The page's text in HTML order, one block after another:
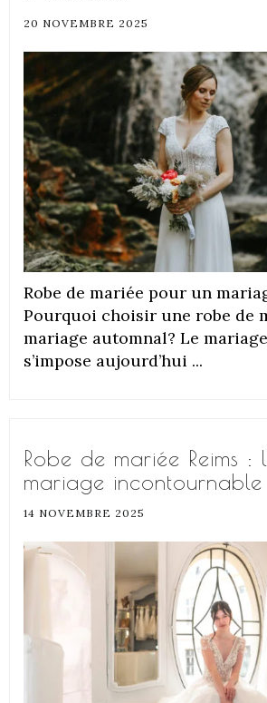
20 NOVEMBRE 2025
Robe de mariée pour un
Pourquoi choisir une robe de
mariage automnal? Le
s’impose aujourd’hui ...
Robe de mariée Reims
mariage incontournable
14 NOVEMBRE 2025